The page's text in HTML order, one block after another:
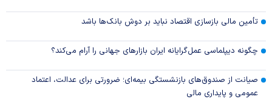
تأمین مالی بازسازی اقتصاد نباید بر دوش بانک‌ها باشد
چگونه دیپلماسی عمل‌گرایانه ایران بازار‌های جهانی را آرام می‌کند؟
صیانت از صندوق‌های بازنشستگی بیمه‌ای؛ ضرورتی برای عدالت، اعتماد
عمومی و پایداری مالی